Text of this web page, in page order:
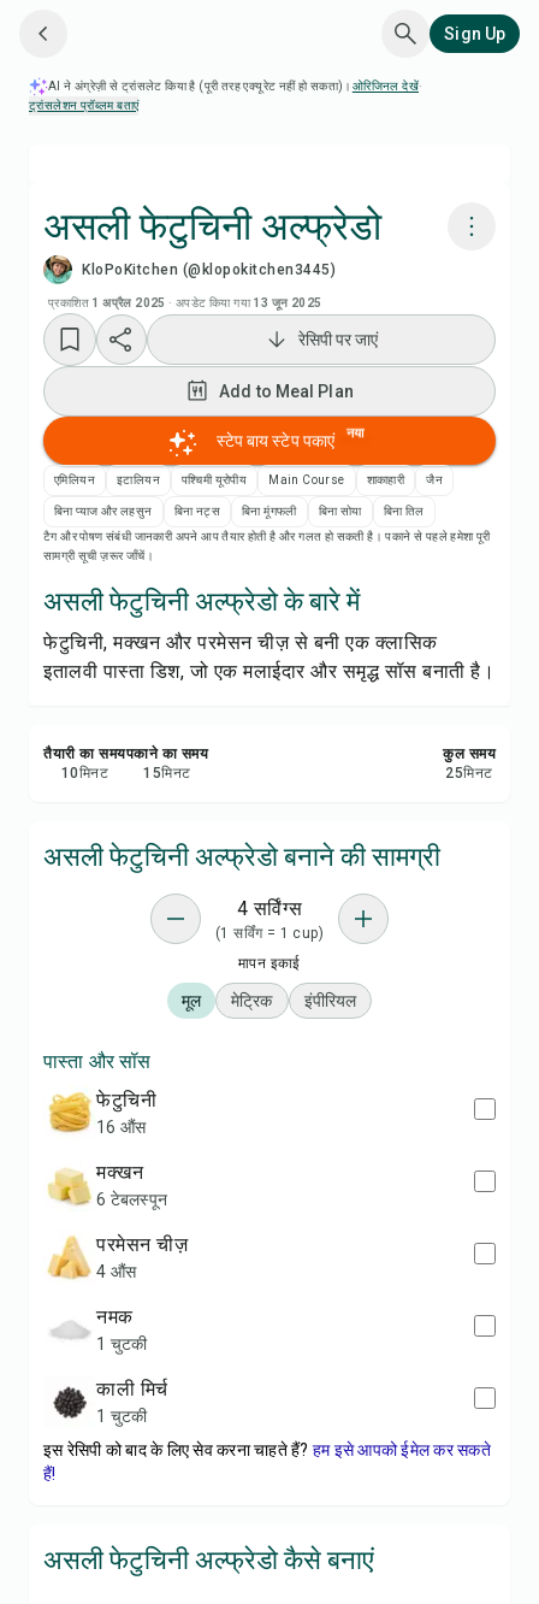
Sign Up
AI ने अंग्रेज़ी से ट्रांसलेट किया है (पूरी तरह एक्यूरेट नहीं हो सकता)। ओरिजिनल देखें·
ट्रांसलेशन प्रॉब्लम बताएं
असली फेटुचिनी अल्फ्रेडो
KloPoKitchen (@klopokitchen3445)
प्रकाशित 1 अप्रैल 2025 ·अपडेट किया गया 13 जून 2025
रेसिपी वीडियो देखें
Add to Meal Plan
Add to Shopping List
रेसिपी नोट्स
रेसिपी प्रिंट करें
सेव करें
रेसिपी पर जाएं
Add to Meal Plan
स्टेप बाय स्टेप पकाएं नया
एमिलियन इटालियन पश्चिमी यूरोपीय Main Course शाकाहारी जैन
बिना प्याज और लहसुन बिना नट्स बिना मूंगफली बिना सोया
बिना तिल
टैग और पोषण संबंधी जानकारी अपने आप तैयार होती है और गलत हो सकती है। पकाने से पहले हमेशा पूरी
सामग्री सूची ज़रूर जाँचें।
असली फेटुचिनी अल्फ्रेडो के बारे में
फेटुचिनी, मक्खन और परमेसन चीज़ से बनी एक क्लासिक
इतालवी पास्ता डिश, जो एक मलाईदार और समृद्ध सॉस बनाती है।
तैयारी का समय
10मिनट
पकाने का समय
15मिनट
कुल समय
25मिनट
असली फेटुचिनी अल्फ्रेडो बनाने की सामग्री
4 सर्विंग्स
(1 सर्विंग = 1 cup)
मापन इकाई
मूल मेट्रिक इंपीरियल
पास्ता और सॉस
फेटुचिनी
16 औंस
मक्खन
6 टेबलस्पून
परमेसन चीज़
4 औंस
नमक
1 चुटकी
काली मिर्च
1 चुटकी
इस रेसिपी को बाद के लिए सेव करना चाहते हैं? हम इसे आपको ईमेल कर सकते
हैं!
असली फेटुचिनी अल्फ्रेडो कैसे बनाएं